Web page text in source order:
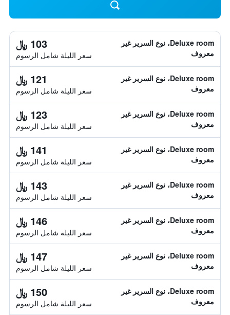
Deluxe room، نوع السرير غير
معروف
103 ﷼
سعر الليلة شامل الرسوم
Deluxe room، نوع السرير غير
معروف
121 ﷼
سعر الليلة شامل الرسوم
Deluxe room، نوع السرير غير
معروف
123 ﷼
سعر الليلة شامل الرسوم
Deluxe room، نوع السرير غير
معروف
141 ﷼
سعر الليلة شامل الرسوم
Deluxe room، نوع السرير غير
معروف
143 ﷼
سعر الليلة شامل الرسوم
Deluxe room، نوع السرير غير
معروف
146 ﷼
سعر الليلة شامل الرسوم
Deluxe room، نوع السرير غير
معروف
147 ﷼
سعر الليلة شامل الرسوم
Deluxe room، نوع السرير غير
معروف
150 ﷼
سعر الليلة شامل الرسوم